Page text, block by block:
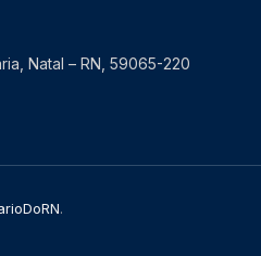
Natal – RN, 59065-220
.